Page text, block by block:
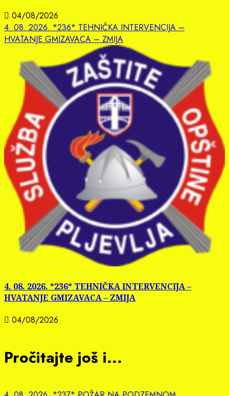
04/08/2026
4. 08. 2026. *236* TEHNIČKA INTERVENCIJA –
HVATANJE GMIZAVACA – ZMIJA
4. 08. 2026. *236* TEHNIČKA INTERVENCIJA –
HVATANJE GMIZAVACA – ZMIJA
04/08/2026
Pročitajte još i...